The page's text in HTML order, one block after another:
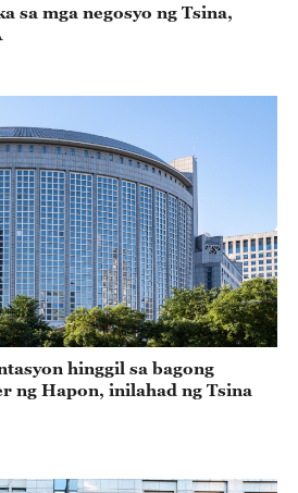
sa mga negosyo ng Tsina,
hinggil sa bagong
ng Hapon, inilahad ng Tsina